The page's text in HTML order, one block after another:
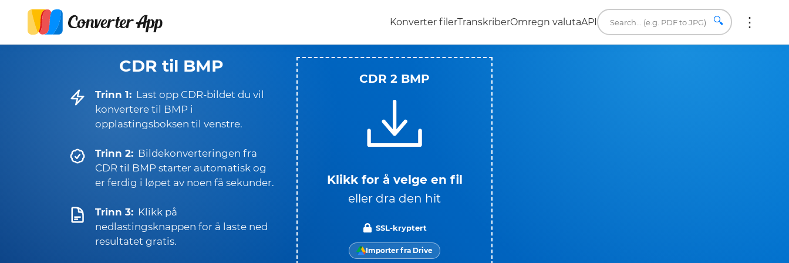
Konverter filerTranskriberOmregn valutaAPI 🔍
CDR til BMP
Trinn 1: Last opp CDR-bildet du vil
konvertere til BMP i
opplastingsboksen til venstre.
Trinn 2: Bildekonverteringen fra
CDR til BMP starter automatisk og
er ferdig i løpet av noen få sekunder.
Trinn 3: Klikk på
nedlastingsknappen for å laste ned
resultatet gratis.
CDR 2 BMP
Klikk for å velge en fil
eller dra den hit
SSL-kryptert
Importer fra Drive